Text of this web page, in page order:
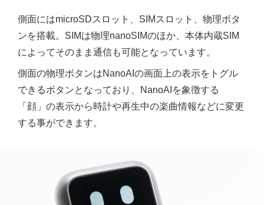
側面にはmicroSDスロット、SIMスロット、物理ボタ
ンを搭載。SIMは物理nanoSIMのほか、本体内蔵SIM
によってそのまま通信も可能となっています。
側面の物理ボタンはNanoAIの画面上の表示をトグル
できるボタンとなっており、NanoAIを象徴する
「顔」の表示から時計や再生中の楽曲情報などに変更
する事ができます。